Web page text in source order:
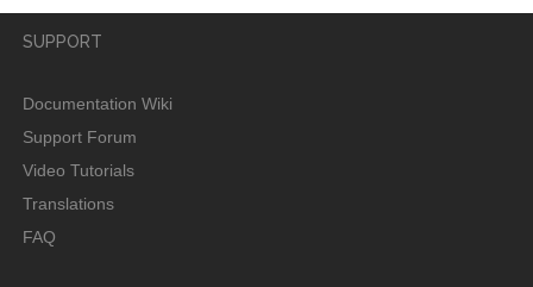
SUPPORT
Documentation Wiki
Support Forum
Video Tutorials
Translations
FAQ